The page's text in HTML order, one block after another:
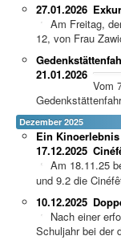
27.01.2026
Am Freitag,
12, von Frau
21.01.2026
Vom
Dezember 2025
Ein
17.12.2025
Am 18.11.25
und 9.2 die
10.12.2025
Nach einer
Schuljahr bei der